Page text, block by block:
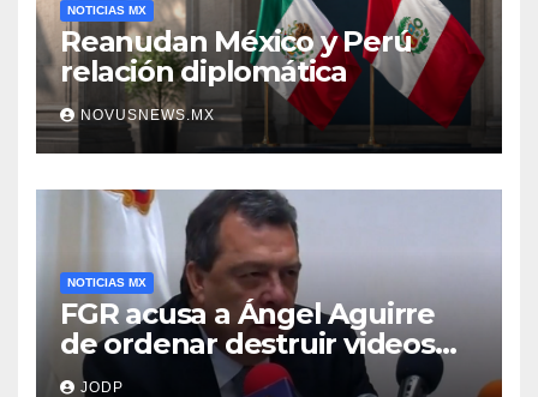
NOTICIAS MX
Reanudan México y Perú
relación diplomática
NOVUSNEWS.MX
NOTICIAS MX
FGR acusa a Ángel Aguirre
de ordenar destruir videos
clave del caso Ayotzinapa
JODP